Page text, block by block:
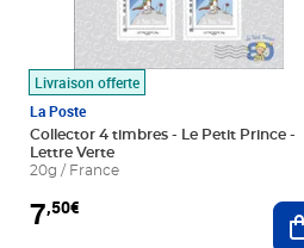
au panier
Livraison offerte
La Poste
Collector 4 timbres - Le Petit Prince -
Lettre Verte
20g / France
7,50€